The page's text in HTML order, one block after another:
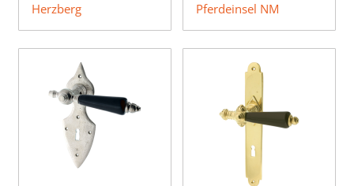
Herzberg
Pferdeinsel NM